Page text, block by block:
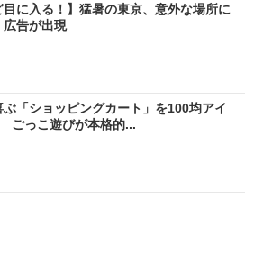
目に入る！】猛暑の東京、意外な場所に
広告が出現
「ショッピングカート」を100均アイ
ごっこ遊びが本格的...